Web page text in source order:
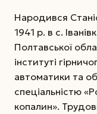
Народився
1941 р. в с.
Полтавської
інституті
автоматики та
спеціальністю
копалин».